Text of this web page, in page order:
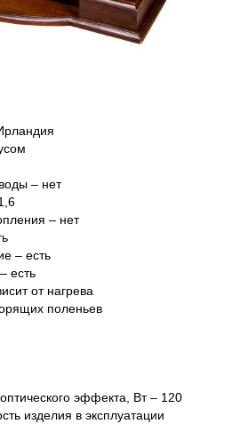
– нет
– нет
– есть
есть
от нагрева
поленьев
эффекта, Вт – 120
изделия в эксплуатации